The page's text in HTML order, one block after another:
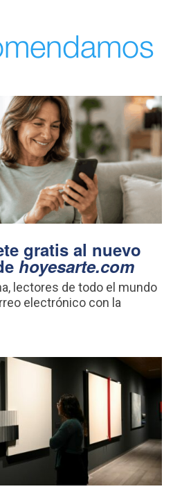
gratis al nuevo
hoyesarte.com
lectores de todo el mundo
electrónico con la